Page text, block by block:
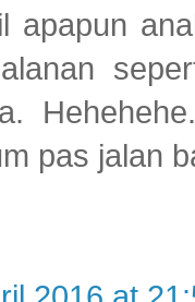
apapun
pas jalan